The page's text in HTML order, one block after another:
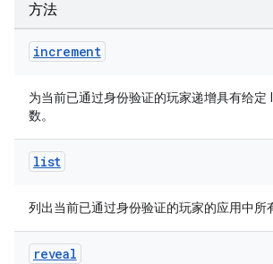
方法
increment
为当前已通过身份验证的玩家递增具有给定
数。
list
列出当前已通过身份验证的玩家的应用中所
reveal